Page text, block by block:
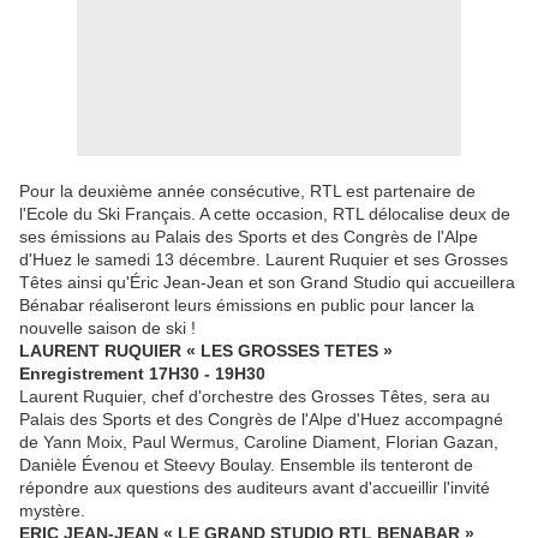
Pour la deuxième année consécutive, RTL est partenaire de
l'Ecole du Ski Français. A cette occasion, RTL délocalise deux de
ses émissions au Palais des Sports et des Congrès de l'Alpe
d'Huez le samedi 13 décembre. Laurent Ruquier et ses Grosses
Têtes ainsi qu'Éric Jean-Jean et son Grand Studio qui accueillera
Bénabar réaliseront leurs émissions en public pour lancer la
nouvelle saison de ski !
LAURENT RUQUIER « LES GROSSES TETES »
Enregistrement 17H30 - 19H30
Laurent Ruquier, chef d'orchestre des Grosses Têtes, sera au
Palais des Sports et des Congrès de l'Alpe d'Huez accompagné
de Yann Moix, Paul Wermus, Caroline Diament, Florian Gazan,
Danièle Évenou et Steevy Boulay. Ensemble ils tenteront de
répondre aux questions des auditeurs avant d'accueillir l'invité
mystère.
ERIC JEAN-JEAN « LE GRAND STUDIO RTL BENABAR »